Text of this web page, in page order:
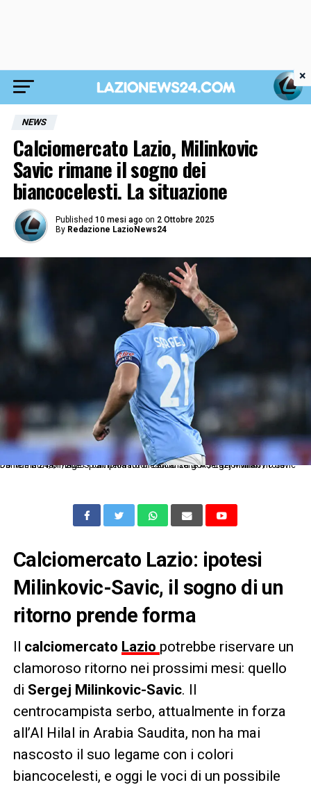
NEWS
Calciomercato Lazio, Milinkovic
Savic rimane il sogno dei
biancocelesti. La situazione
Published 10 mesi ago on 2 Ottobre 2025
By Redazione LazioNews24
Db Roma 24/01/2023 - campionato di calcio serie A / Lazio-Milan / foto Daniele Buffa/Image Sport nella foto: esultanza gol Sergej Milinkovic Savic
Calciomercato Lazio: ipotesi
Milinkovic-Savic, il sogno di un
ritorno prende forma
Il calciomercato Lazio potrebbe riservare un
clamoroso ritorno nei prossimi mesi: quello
di Sergej Milinkovic-Savic. Il
centrocampista serbo, attualmente in forza
all’Al Hilal in Arabia Saudita, non ha mai
nascosto il suo legame con i colori
biancocelesti, e oggi le voci di un possibile
×